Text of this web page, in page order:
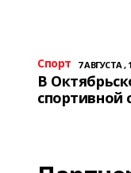
Спорт 7 АВГУСТА ,
В
спортивной